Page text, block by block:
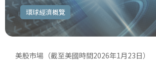
環球經濟概覽
美股市場（截至美國時間2026年1月23日）